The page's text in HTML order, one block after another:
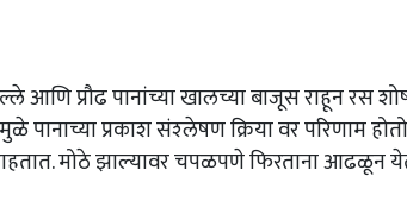
आणि प्रौढ पानांच्या खालच्या बाजूस राहून रस
पानाच्या प्रकाश संश्‍लेषण क्रिया वर परिणाम
मोठे झाल्यावर चपळपणे फिरताना आढळून